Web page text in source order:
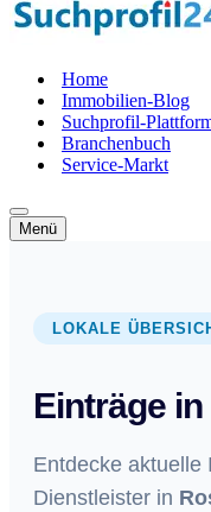
Home
Immobilien-Blog
Suchprofil-
Branchenbuch
Service-Markt
Navigationsmenü
Menü
Navigationsmenü
LOKALE
Einträge
Entdecke aktuelle
Dienstleister in